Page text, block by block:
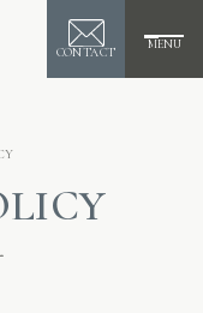
CONTACT
MENU